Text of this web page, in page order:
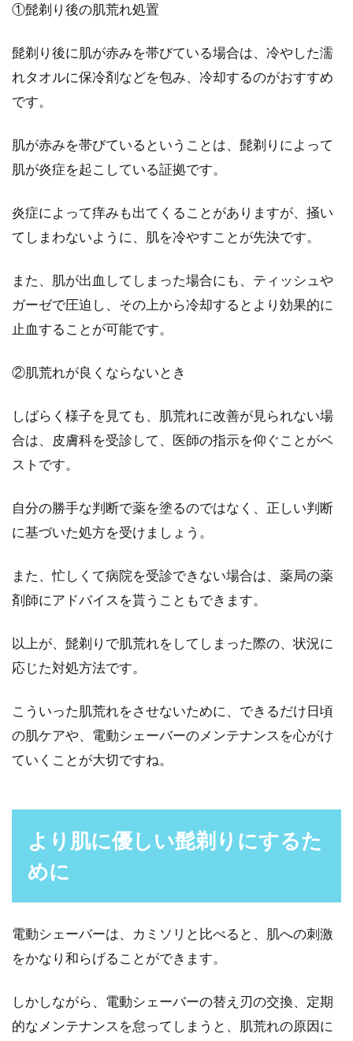
①髭剃り後の肌荒れ処置
髭剃り後に肌が赤みを帯びている場合は、冷やした濡
れタオルに保冷剤などを包み、冷却するのがおすすめ
です。
肌が赤みを帯びているということは、髭剃りによって
肌が炎症を起こしている証拠です。
炎症によって痒みも出てくることがありますが、掻い
てしまわないように、肌を冷やすことが先決です。
また、肌が出血してしまった場合にも、ティッシュや
ガーゼで圧迫し、その上から冷却するとより効果的に
止血することが可能です。
②肌荒れが良くならないとき
しばらく様子を見ても、肌荒れに改善が見られない場
合は、皮膚科を受診して、医師の指示を仰ぐことがベ
ストです。
自分の勝手な判断で薬を塗るのではなく、正しい判断
に基づいた処方を受けましょう。
また、忙しくて病院を受診できない場合は、薬局の薬
剤師にアドバイスを貰うこともできます。
以上が、髭剃りで肌荒れをしてしまった際の、状況に
応じた対処方法です。
こういった肌荒れをさせないために、できるだけ日頃
の肌ケアや、電動シェーバーのメンテナンスを心がけ
ていくことが大切ですね。
より肌に優しい髭剃りにするた
めに
電動シェーバーは、カミソリと比べると、肌への刺激
をかなり和らげることができます。
しかしながら、電動シェーバーの替え刃の交換、定期
的なメンテナンスを怠ってしまうと、肌荒れの原因に